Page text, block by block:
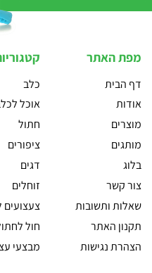
מפת האתר
דף הבית
אודות
מוצרים
מותגים
בלוג
צור קשר
שאלות ותשובות
תקנון האתר
הצהרת נגישות
כלב
אוכל
חתול
ציפורים
דגים
זוחלים
צעצועים
חול
מבצעי